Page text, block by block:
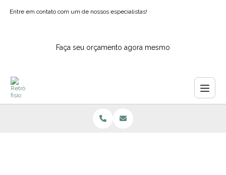
Entre em contato com um de nossos especialistas!
Faça seu orçamento agora mesmo